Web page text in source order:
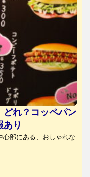
どれ？コッペパン
り
心部にある、おしゃれな